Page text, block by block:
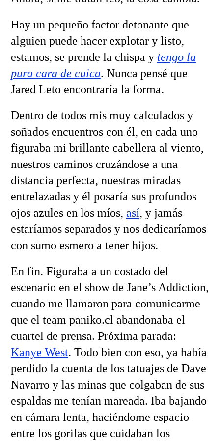
Hay un pequeño factor detonante que
alguien puede hacer explotar y listo,
estamos, se prende la chispa y tengo la
pura cara de cuica. Nunca pensé que
Jared Leto encontraría la forma.
Dentro de todos mis muy calculados y
soñados encuentros con él, en cada uno
figuraba mi brillante cabellera al viento,
nuestros caminos cruzándose a una
distancia perfecta, nuestras miradas
entrelazadas y él posaría sus profundos
ojos azules en los míos, así, y jamás
estaríamos separados y nos dedicaríamos
con sumo esmero a tener hijos.
En fin. Figuraba a un costado del
escenario en el show de Jane’s Addiction,
cuando me llamaron para comunicarme
que el team paniko.cl abandonaba el
cuartel de prensa. Próxima parada:
Kanye West. Todo bien con eso, ya había
perdido la cuenta de los tatuajes de Dave
Navarro y las minas que colgaban de sus
espaldas me tenían mareada. Iba bajando
en cámara lenta, haciéndome espacio
entre los gorilas que cuidaban los